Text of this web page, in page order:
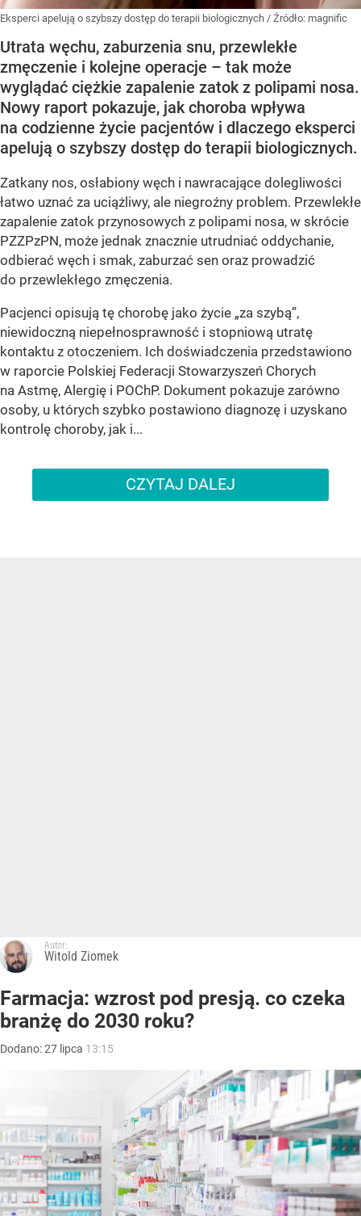
Eksperci apelują o szybszy dostęp do terapii biologicznych / Źródło: magnific
Utrata węchu, zaburzenia snu, przewlekłe
zmęczenie i kolejne operacje – tak może
wyglądać ciężkie zapalenie zatok z polipami nosa.
Nowy raport pokazuje, jak choroba wpływa
na codzienne życie pacjentów i dlaczego eksperci
apelują o szybszy dostęp do terapii biologicznych.
Zatkany nos, osłabiony węch i nawracające dolegliwości
łatwo uznać za uciążliwy, ale niegroźny problem. Przewlekłe
zapalenie zatok przynosowych z polipami nosa, w skrócie
PZZPzPN, może jednak znacznie utrudniać oddychanie,
odbierać węch i smak, zaburzać sen oraz prowadzić
do przewlekłego zmęczenia.
Pacjenci opisują tę chorobę jako życie „za szybą”,
niewidoczną niepełnosprawność i stopniową utratę
kontaktu z otoczeniem. Ich doświadczenia przedstawiono
w raporcie Polskiej Federacji Stowarzyszeń Chorych
na Astmę, Alergię i POChP. Dokument pokazuje zarówno
osoby, u których szybko postawiono diagnozę i uzyskano
kontrolę choroby, jak i...
CZYTAJ DALEJ
Autor:
Witold Ziomek
Farmacja: wzrost pod presją. co czeka
branżę do 2030 roku?
Dodano:27 lipca 13:15